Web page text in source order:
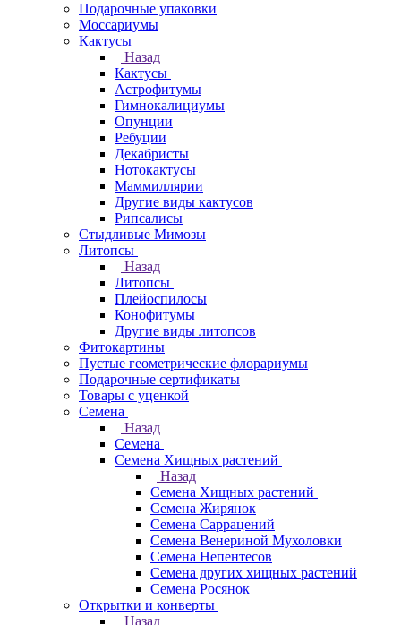
Подарочные упаковки
Моссариумы
Кактусы
Назад
Кактусы
Астрофитумы
Гимнокалициумы
Опунции
Ребуции
Декабристы
Нотокактусы
Маммиллярии
Другие виды кактусов
Рипсалисы
Стыдливые Мимозы
Литопсы
Назад
Литопсы
Плейоспилосы
Конофитумы
Другие виды литопсов
Фитокартины
Пустые геометрические флорариумы
Подарочные сертификаты
Товары с уценкой
Семена
Назад
Семена
Семена Хищных растений
Назад
Семена Хищных растений
Семена Жирянок
Семена Саррацений
Семена Венериной Мухоловки
Семена Непентесов
Семена других хищных растений
Семена Росянок
Открытки и конверты
Назад